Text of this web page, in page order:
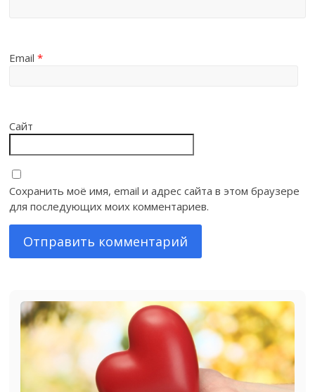
Email*
Сайт
Сохранить моё имя, email и адрес сайта в этом браузере
для последующих моих комментариев.